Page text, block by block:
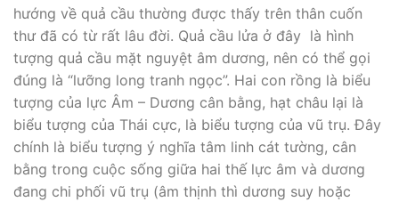
hướng về quả cầu thường được thấy trên thân cuốn
thư đã có từ rất lâu đời. Quả cầu lửa ở đây là hình
tượng quả cầu mặt nguyệt âm dương, nên có thể gọi
đúng là “lưỡng long tranh ngọc”. Hai con rồng là biểu
tượng của lực Âm – Dương cân bằng, hạt châu lại là
biểu tượng của Thái cực, là biểu tượng của vũ trụ. Đây
chính là biểu tượng ý nghĩa tâm linh cát tường, cân
bằng trong cuộc sống giữa hai thế lực âm và dương
đang chi phối vũ trụ (âm thịnh thì dương suy hoặc